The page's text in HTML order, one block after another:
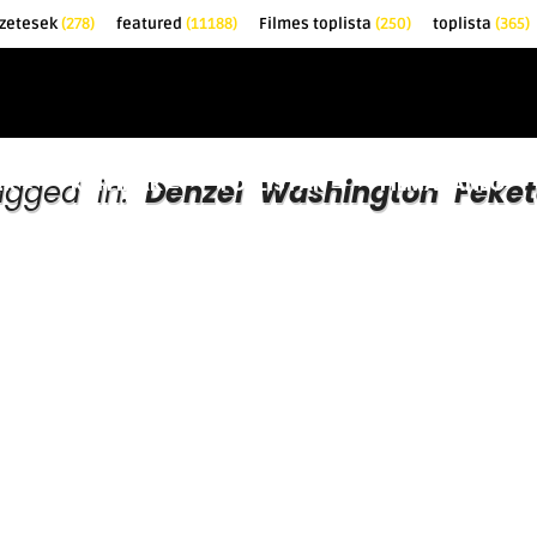
(278) featured (11188) Filmes toplista (250) toplista (365)
KRITIKÁK TOPLISTÁK FILMAJÁNLÓ
in: Denzel Washington